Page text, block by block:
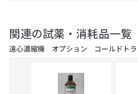
関連の試薬・消耗品一覧
遠心濃縮機 オプション コールドトラ